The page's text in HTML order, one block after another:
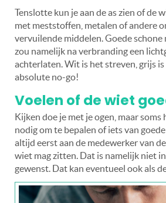
Tenslotte kun je aan de as zien of de
met meststoffen, metalen of andere
vervuilende middelen. Goede
zou namelijk na verbranding een
achterlaten. Wit is het streven, grijs is
absolute no-go!
Voelen of de wiet
Kijken doe je met je ogen, maar soms
nodig om te bepalen of iets van
altijd eerst aan de medewerker van
wiet mag zitten. Dat is namelijk niet
gewenst. Dat kan eventueel ook als